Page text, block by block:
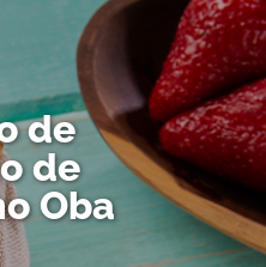
de
de
Oba